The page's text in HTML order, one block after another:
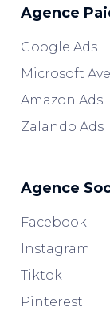
Agence
Google Ads
Microsoft
Amazon Ads
Zalando Ads
Agence
Facebook
Instagram
Tiktok
Pinterest